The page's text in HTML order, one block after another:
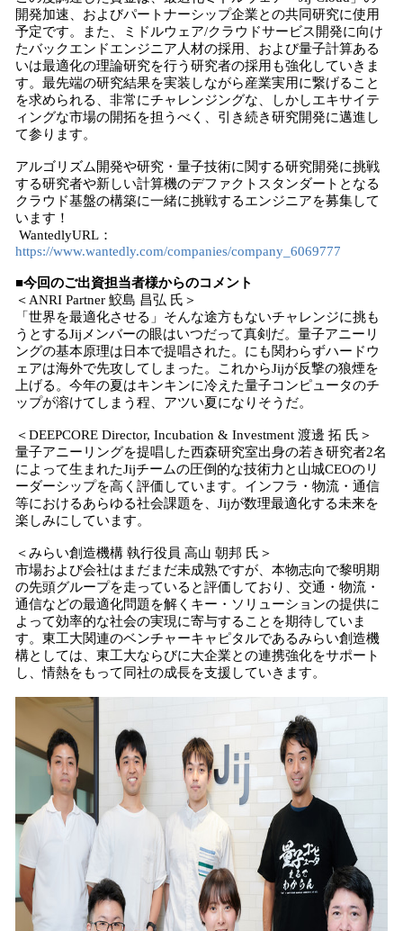
開発加速、およびパートナーシップ企業との共同研究に使用
予定です。また、ミドルウェア/クラウドサービス開発に向け
たバックエンドエンジニア人材の採用、および量子計算ある
いは最適化の理論研究を行う研究者の採用も強化していきま
す。最先端の研究結果を実装しながら産業実用に繋げること
を求められる、非常にチャレンジングな、しかしエキサイテ
ィングな市場の開拓を担うべく、引き続き研究開発に邁進し
て参ります。
アルゴリズム開発や研究・量子技術に関する研究開発に挑戦
する研究者や新しい計算機のデファクトスタンダートとなる
クラウド基盤の構築に一緒に挑戦するエンジニアを募集して
います！
WantedlyURL：
https://www.wantedly.com/companies/company_6069777
■今回のご出資担当者様からのコメント
＜ANRI Partner 鮫島 昌弘 氏＞
「世界を最適化させる」そんな途方もないチャレンジに挑も
うとするJijメンバーの眼はいつだって真剣だ。量子アニーリ
ングの基本原理は日本で提唱された。にも関わらずハードウ
ェアは海外で先攻してしまった。これからJijが反撃の狼煙を
上げる。今年の夏はキンキンに冷えた量子コンピュータのチ
ップが溶けてしまう程、アツい夏になりそうだ。
＜DEEPCORE Director, Incubation & Investment 渡邊 拓 氏＞
量子アニーリングを提唱した西森研究室出身の若き研究者2名
によって生まれたJijチームの圧倒的な技術力と山城CEOのリ
ーダーシップを高く評価しています。インフラ・物流・通信
等におけるあらゆる社会課題を、Jijが数理最適化する未来を
楽しみにしています。
＜みらい創造機構 執行役員 高山 朝邦 氏＞
市場および会社はまだまだ未成熟ですが、本物志向で黎明期
の先頭グループを走っていると評価しており、交通・物流・
通信などの最適化問題を解くキー・ソリューションの提供に
よって効率的な社会の実現に寄与することを期待していま
す。東工大関連のベンチャーキャピタルであるみらい創造機
構としては、東工大ならびに大企業との連携強化をサポート
し、情熱をもって同社の成長を支援していきます。